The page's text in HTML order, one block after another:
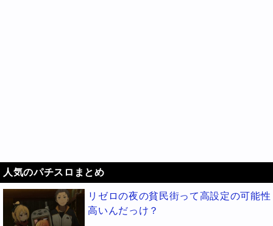
人気のパチスロまとめ
リゼロの夜の貧民街って高設定の可能性
高いんだっけ？